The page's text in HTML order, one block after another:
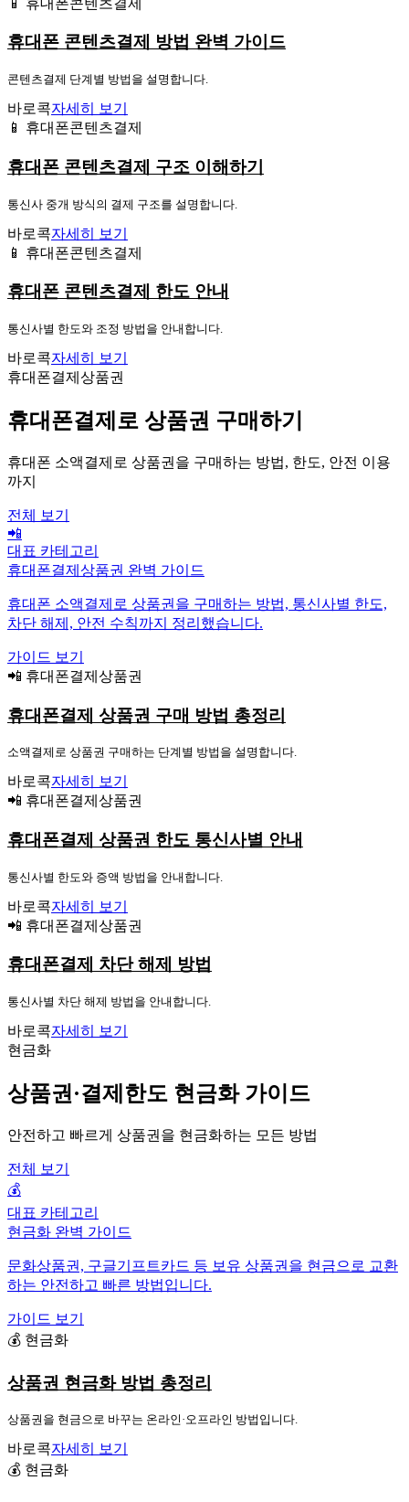
휴대폰 콘텐츠결제 방법 완벽 가이드
콘텐츠결제 단계별 방법을 설명합니다.
바로콕자세히 보기
📱 휴대폰콘텐츠결제
휴대폰 콘텐츠결제 구조 이해하기
통신사 중개 방식의 결제 구조를 설명합니다.
바로콕자세히 보기
📱 휴대폰콘텐츠결제
휴대폰 콘텐츠결제 한도 안내
통신사별 한도와 조정 방법을 안내합니다.
바로콕자세히 보기
휴대폰결제상품권
휴대폰결제로 상품권 구매하기
휴대폰 소액결제로 상품권을 구매하는 방법, 한도, 안전 이용
까지
전체 보기
📲
대표 카테고리
휴대폰결제상품권 완벽 가이드
휴대폰 소액결제로 상품권을 구매하는 방법, 통신사별 한도,
차단 해제, 안전 수칙까지 정리했습니다.
가이드 보기
📲 휴대폰결제상품권
휴대폰결제 상품권 구매 방법 총정리
소액결제로 상품권 구매하는 단계별 방법을 설명합니다.
바로콕자세히 보기
📲 휴대폰결제상품권
휴대폰결제 상품권 한도 통신사별 안내
통신사별 한도와 증액 방법을 안내합니다.
바로콕자세히 보기
📲 휴대폰결제상품권
휴대폰결제 차단 해제 방법
통신사별 차단 해제 방법을 안내합니다.
바로콕자세히 보기
현금화
상품권·결제한도 현금화 가이드
안전하고 빠르게 상품권을 현금화하는 모든 방법
전체 보기
💰
대표 카테고리
현금화 완벽 가이드
문화상품권, 구글기프트카드 등 보유 상품권을 현금으로 교환
하는 안전하고 빠른 방법입니다.
가이드 보기
💰 현금화
상품권 현금화 방법 총정리
상품권을 현금으로 바꾸는 온라인·오프라인 방법입니다.
바로콕자세히 보기
💰 현금화